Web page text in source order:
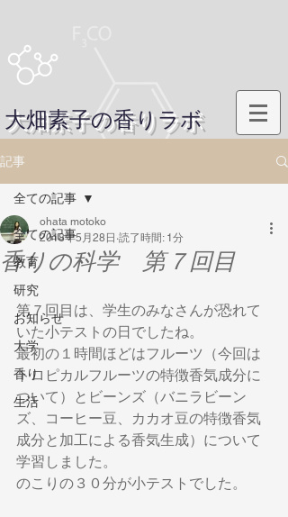
大畑素子の香りラボ
記事
全ての記事
教育
研究
お知らせ
大学
香り
生活
全ての記事
香りの科学 第７回目
ohata motoko
2018年5月28日 読了時間: 1分
第７回目は、学生のみなさんが恐れて
いた小テストの日でしたね。
最初の１時間ほどはフルーツ（今回は
トロピカルフルーツの特徴香気成分に
ついて）とビーンズ（バニラビーン
ズ、コーヒー豆、カカオ豆の特徴香気
成分と加工による香気生成）について
学習しました。
のこりの３０分が小テストでした。